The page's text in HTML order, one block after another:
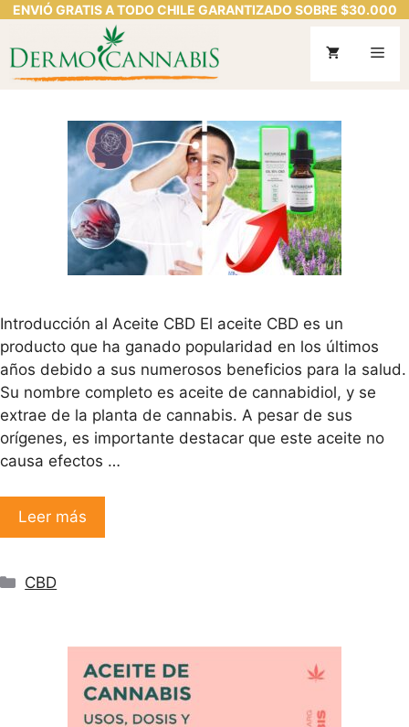
ENVIÓ GRATIS A TODO CHILE GARANTIZADO SOBRE $30.000
al
contenido
Introducción al Aceite CBD El aceite CBD es un
producto que ha ganado popularidad en los últimos
años debido a sus numerosos beneficios para la salud.
Su nombre completo es aceite de cannabidiol, y se
extrae de la planta de cannabis. A pesar de sus
orígenes, es importante destacar que este aceite no
causa efectos …
Leer más
Categorías
CBD